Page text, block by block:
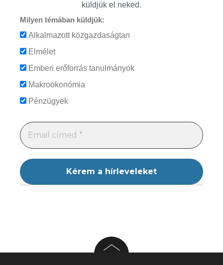
küldjük el neked.
Milyen témában küldjük:
Alkalmazott közgazdaságtan
Elmélet
Emberi erőforrás tanulmányok
Makroökonómia
Pénzügyek